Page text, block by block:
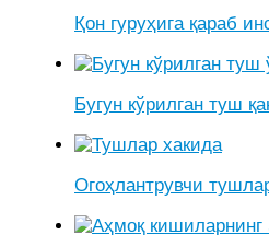
Қон гуруҳига қараб
Бугун кўрилган туш
Огоҳлантрувчи